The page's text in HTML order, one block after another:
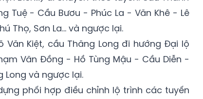
Tuệ - Cầu Bươu - Phúc La - Văn Khê - Lê
Thọ, Sơn La… và ngược lại.
Kiệt, cầu Thăng Long đi hướng Đại lộ
Văn Đồng - Hồ Tùng Mậu - Cầu Diễn -
Long và ngược lại.
phối hợp điều chỉnh lộ trình các tuyến